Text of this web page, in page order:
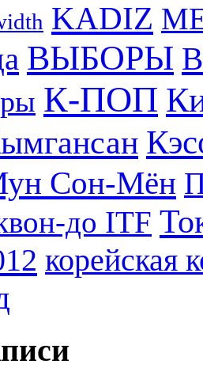
KADIZ
ВЫБОРЫ
К-ПОП
Сон-Мён
до ITF
корейская